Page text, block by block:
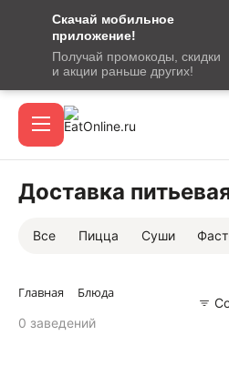
Скачай мобильное
приложение!
Получай промокоды, скидки
и акции раньше других!
сообщение
кодом
подтверждения
Акции
Доставка
Все Пицца Суши
Главная Блюда
0 заведений